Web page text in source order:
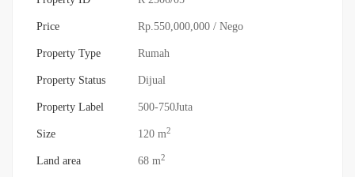
Price Rp.550,000,000 / Nego
Property Type Rumah
Property Status Dijual
Property Label 500-750Juta
Size 120 m2
Land area 68 m2